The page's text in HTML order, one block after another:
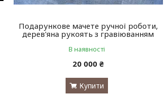
Подарункове мачете ручної роботи,
дерев'яна рукоять з гравіюванням
В наявності
20 000 ₴
Купити